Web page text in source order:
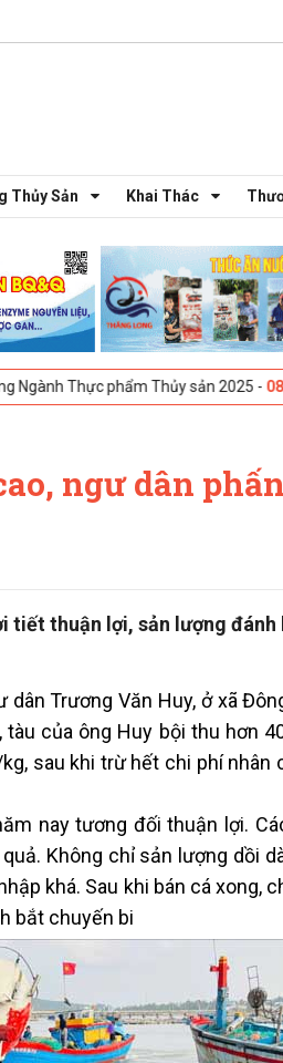
Thủy Sản Khai Thác
phẩm Thủy sản 2025 -08-04-2025
ngư dân
tiết thuận lợi, sản lượng đánh
Trương Văn Huy, ở xã
của ông Huy bội thu hơn
sau khi trừ hết chi phí nhân
nay tương đối thuận lợi.
Không chỉ sản lượng dồi
khá. Sau khi bán cá xong,
bắt chuyến bi